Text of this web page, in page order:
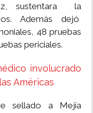
sustentara la
Además dejó
48 pruebas
periciales.
involucrado
Américas
sellado a Mejía